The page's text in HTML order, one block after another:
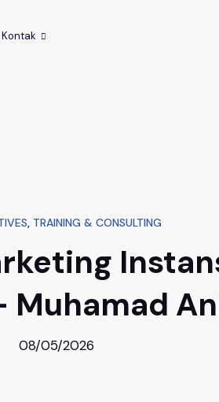
Kontak
, TRAINING & CONSULTING
Muhamad
08/05/2026